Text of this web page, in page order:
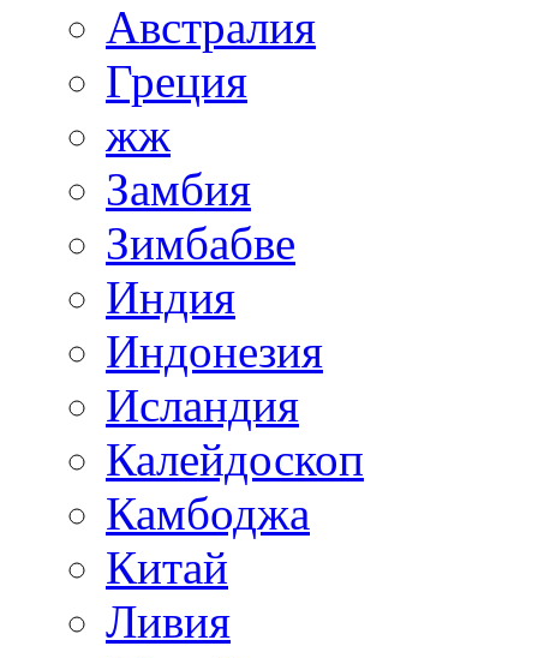
Австралия
Греция
жж
Замбия
Зимбабве
Индия
Индонезия
Исландия
Калейдоскоп
Камбоджа
Китай
Ливия